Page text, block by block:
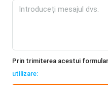
Prin trimiterea acestui
utilizare: